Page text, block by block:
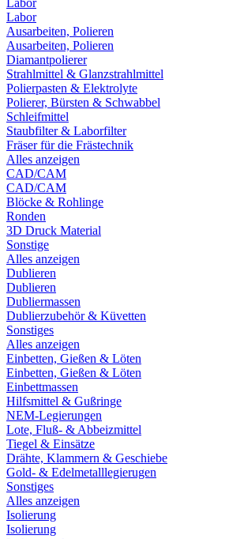
Labor
Labor
Ausarbeiten, Polieren
Ausarbeiten, Polieren
Diamantpolierer
Strahlmittel & Glanzstrahlmittel
Polierpasten & Elektrolyte
Polierer, Bürsten & Schwabbel
Schleifmittel
Staubfilter & Laborfilter
Fräser für die Frästechnik
Alles anzeigen
CAD/CAM
CAD/CAM
Blöcke & Rohlinge
Ronden
3D Druck Material
Sonstige
Alles anzeigen
Dublieren
Dublieren
Dubliermassen
Dublierzubehör & Küvetten
Sonstiges
Alles anzeigen
Einbetten, Gießen & Löten
Einbetten, Gießen & Löten
Einbettmassen
Hilfsmittel & Gußringe
NEM-Legierungen
Lote, Fluß- & Abbeizmittel
Tiegel & Einsätze
Drähte, Klammern & Geschiebe
Gold- & Edelmetalllegierugen
Sonstiges
Alles anzeigen
Isolierung
Isolierung